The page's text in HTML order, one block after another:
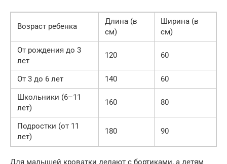
Возраст ребенка
Длина (в
см)
Ширина (в
см)
От рождения до 3
лет
120 60
От 3 до 6 лет 140
60
Школьники (6–11
лет)
160 80
Подростки (от 11
лет)
180 90
Для малышей кроватки делают с бортиками, а детям